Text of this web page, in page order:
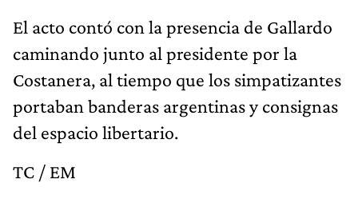
El acto contó con la presencia de Gallardo
caminando junto al presidente por la
Costanera, al tiempo que los simpatizantes
portaban banderas argentinas y consignas
del espacio libertario.
TC / EM